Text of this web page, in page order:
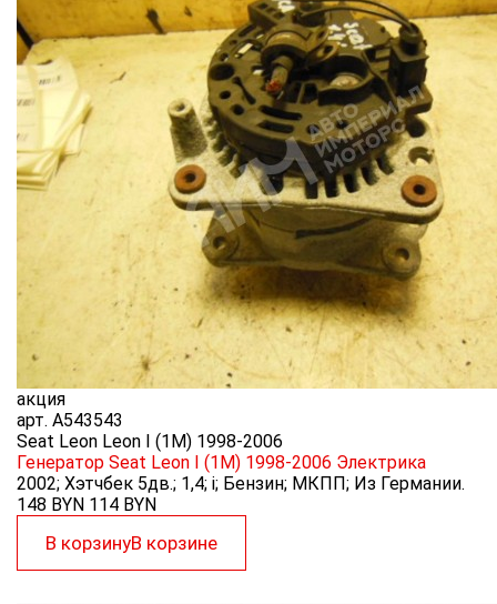
акция
арт. A543543
Seat Leon Leon I (1M) 1998-2006
Генератор Seat Leon I (1M) 1998-2006 Электрика
2002; Хэтчбек 5дв.; 1,4; i; Бензин; МКПП; Из Германии.
148 BYN 114 BYN
В корзинуВ корзине